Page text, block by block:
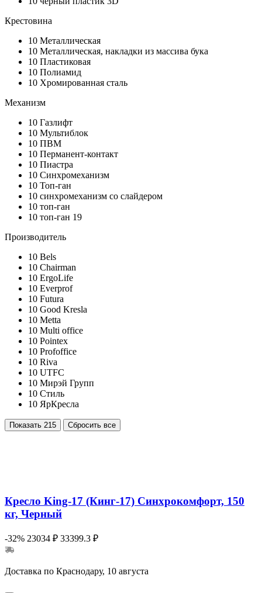
Крестовина
10 Металлическая
10 Металлическая, накладки из массива бука
10 Пластиковая
10 Полиамид
10 Хромированная сталь
Механизм
10 Газлифт
10 Мультиблок
10 ПВМ
10 Перманент-контакт
10 Пиастра
10 Синхромеханизм
10 Топ-ган
10 синхромеханизм со слайдером
10 топ-ган
10 топ-ган 19
Производитель
10 Bels
10 Chairman
10 ErgoLife
10 Everprof
10 Futura
10 Good Kresla
10 Metta
10 Multi office
10 Pointex
10 Profoffice
10 Riva
10 UTFC
10 Мирэй Групп
10 Стиль
10 ЯрКресла
Показать 215 Сбросить все
Кресло King-17 (Кинг-17) Синхрокомфорт, 150
кг, Черный
-32% 23034 ₽ 33399.3 ₽
Доставка по Краснодару, 10 августа